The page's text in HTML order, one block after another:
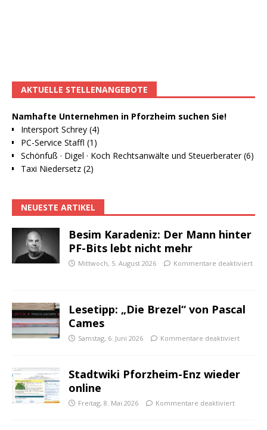
AKTUELLE STELLENANGEBOTE
Namhafte Unternehmen in Pforzheim suchen Sie!
Intersport Schrey (4)
PC-Service Staffl (1)
Schönfuß · Digel · Koch Rechtsanwälte und Steuerberater (6)
Taxi Niedersetz (2)
NEUESTE ARTIKEL
Besim Karadeniz: Der Mann hinter
PF-Bits lebt nicht mehr
Mittwoch, 5. August 2026 Kommentare deaktiviert
Lesetipp: „Die Brezel“ von Pascal
Cames
Samstag, 6. Juni 2026 Kommentare deaktiviert
Stadtwiki Pforzheim-Enz wieder
online
Freitag, 8. Mai 2026 Kommentare deaktiviert